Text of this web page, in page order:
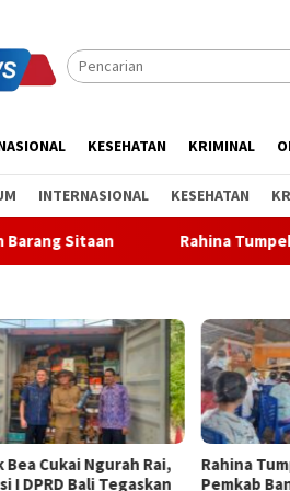
KESEHATAN KRIMINAL
INTERNASIONAL KESEHATAN
Rahina Tumpek Krulut, Pemkab
Tumpek Krulut,
Bangli Hadirkan
ABTI Bali
Kejurnas